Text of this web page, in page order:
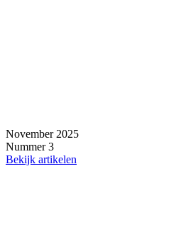
November 2025
Nummer 3
Bekijk artikelen